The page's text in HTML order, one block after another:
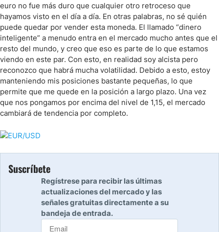
euro no fue más duro que cualquier otro retroceso que
hayamos visto en el día a día. En otras palabras, no sé quién
puede quedar por vender esta moneda. El llamado “dinero
inteligente” a menudo entra en el mercado mucho antes que el
resto del mundo, y creo que eso es parte de lo que estamos
viendo en este par. Con esto, en realidad soy alcista pero
reconozco que habrá mucha volatilidad. Debido a esto, estoy
manteniendo mis posiciones bastante pequeñas, lo que
permite que me quede en la posición a largo plazo. Una vez
que nos pongamos por encima del nivel de 1,15, el mercado
cambiará de tendencia por completo.
Suscríbete
Regístrese para recibir las últimas
actualizaciones del mercado y las
señales gratuitas directamente a su
bandeja de entrada.